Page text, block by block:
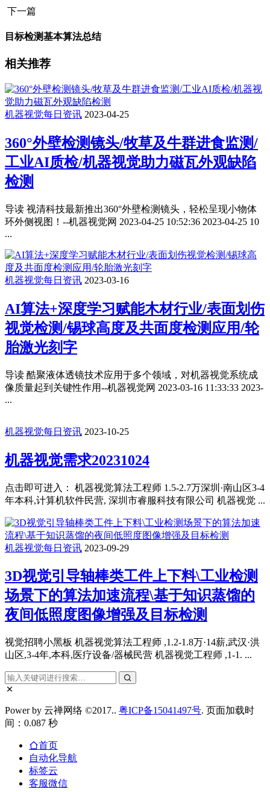
下一篇
目标检测基本算法总结
相关推荐
机器视觉每日资讯 2023-04-25
360°外壁检测镜头/牧草及牛群进食监测/
工业AI质检/机器视觉助力磁瓦外观缺陷
检测
导读 视清科技最新推出360°外壁检测镜头，轻松呈现小物体
环外侧视图！--机器视觉网 2023-04-25 10:52:36 2023-04-25 10
...
机器视觉每日资讯 2023-03-16
AI算法+深度学习赋能木材行业/表面划伤
视觉检测/锡球高度及共面度检测应用/轮
胎激光刻字
导读 酷聚液体透镜技术应用于多个领域，对机器视觉系统成
像质量起到关键性作用--机器视觉网 2023-03-16 11:33:33 2023-
...
机器视觉每日资讯 2023-10-25
机器视觉需求20231024
点击即可进入： 机器视觉算法工程师 1.5-2.7万深圳·南山区3-4
年本科,计算机软件民营, 深圳市睿服科技有限公司 机器视觉 ...
机器视觉每日资讯 2023-09-29
3D视觉引导轴棒类工件上下料\工业检测
场景下的算法加速流程\基于知识蒸馏的
夜间低照度图像增强及目标检测
视觉招聘小黑板 机器视觉算法工程师 ,1.2-1.8万·14薪,武汉·洪
山区,3-4年,本科,医疗设备/器械民营 机器视觉工程师 ,1-1. ...
Power by 云禅网络 ©2017.. 粤ICP备15041497号. 页面加载时
间：0.087 秒
首页
自动化导航
标签云
客服微信